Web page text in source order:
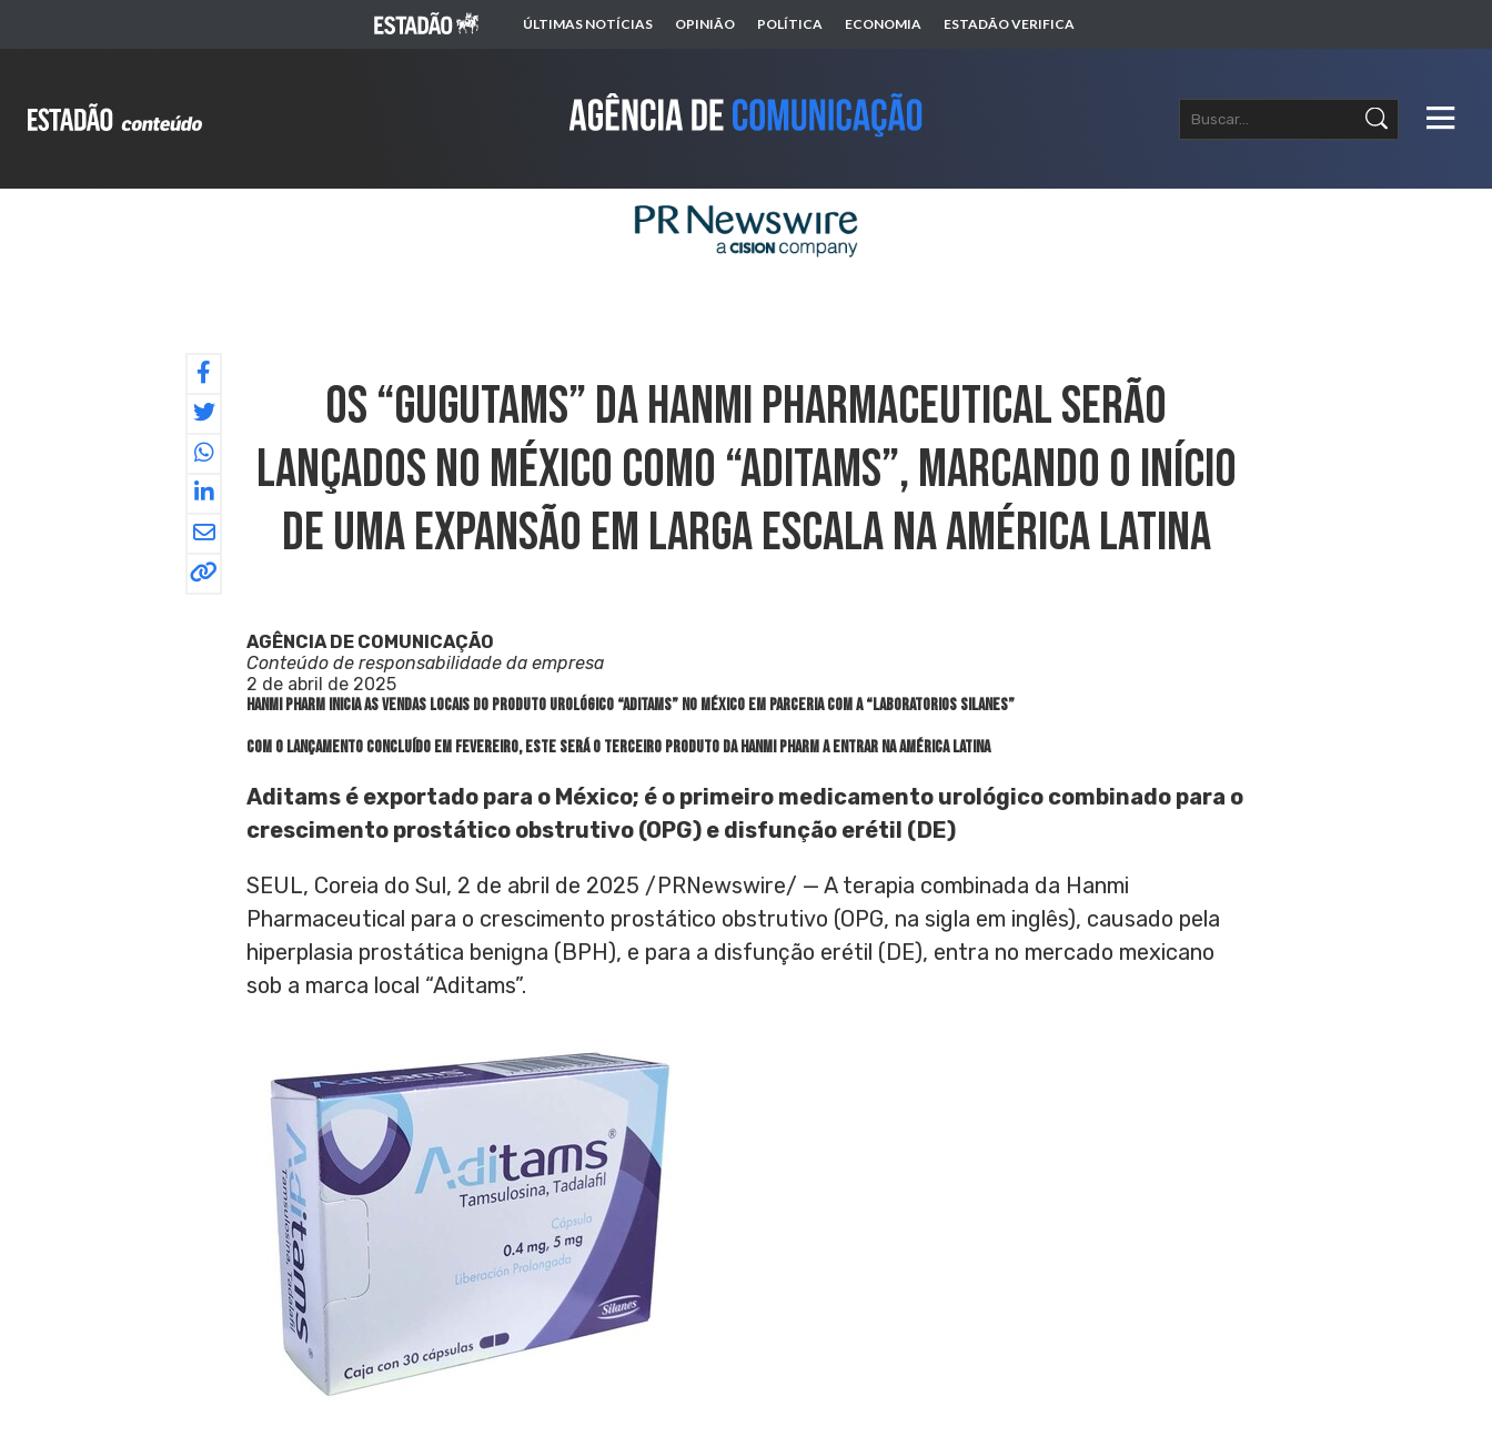
ÚLTIMAS NOTÍCIAS OPINIÃO POLÍTICA ECONOMIA ESTADÃO VERIFICA
Os “Gugutams” Da Hanmi Pharmaceutical Serão
Lançados No México Como “Aditams”, Marcando O Início
De Uma Expansão Em Larga Escala Na América Latina
AGÊNCIA DE COMUNICAÇÃO
Conteúdo de responsabilidade da empresa
2 de abril de 2025
Hanmi Pharm inicia as vendas locais do produto urológico “Aditams” no México em parceria com a “Laboratorios Silanes”
Com o lançamento concluído em fevereiro, este será o terceiro produto daHanmi Pharma entrar na América Latina
Aditams é exportado para o México; é o primeiro medicamento urológico combinado para o
crescimento prostático obstrutivo (OPG) e disfunção erétil (DE)
SEUL, Coreia do Sul, 2 de abril de 2025 /PRNewswire/ — A terapia combinada da Hanmi
Pharmaceutical para o crescimento prostático obstrutivo (OPG, na sigla em inglês), causado pela
hiperplasia prostática benigna (BPH), e para a disfunção erétil (DE), entra no mercado mexicano
sob a marca local “Aditams”.